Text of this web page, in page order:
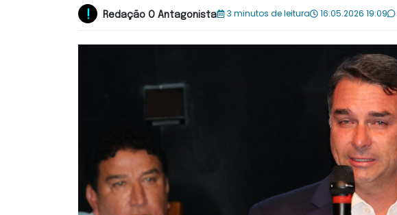
Redação O Antagonista 3 minutos de leitura 16.05.2026 19:09